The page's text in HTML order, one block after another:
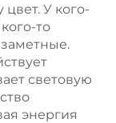
У кого-
то
световую
энергия